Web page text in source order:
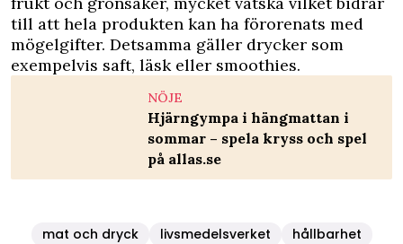
till att hela produkten kan ha förorenats med
mögelgifter. Detsamma gäller drycker som
exempelvis saft, läsk eller smoothies.
NÖJE
Hjärngympa i hängmattan i
sommar – spela kryss och spel
på allas.se
mat och dryck livsmedelsverket hållbarhet